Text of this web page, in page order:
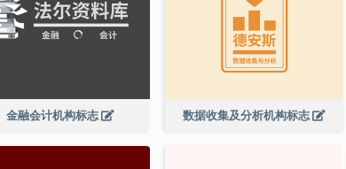
金融会计机构标志 数据收集及分析机构标志